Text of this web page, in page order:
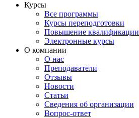
Курсы
Все программы
Курсы переподготовки
Повышение квалификации
Электронные курсы
О компании
О нас
Преподаватели
Отзывы
Новости
Статьи
Сведения об организации
Вопрос-ответ